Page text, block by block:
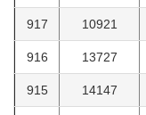
917 10921
916 13727
915 14147